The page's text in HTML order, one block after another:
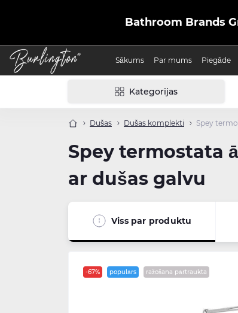
Bathroom Brands
Sākums Par mums Piegāde
Kategorijas
Dušas Dušas komplekti Spey
Spey termostata
ar dušas galvu
Viss par produktu
-67% populārs ražošana pārtraukta